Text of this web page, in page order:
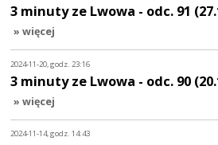
3 minuty ze Lwowa - odc. 91
» więcej
2024-11-20, godz. 23:16
3 minuty ze Lwowa - odc. 90
» więcej
2024-11-14, godz. 14:43